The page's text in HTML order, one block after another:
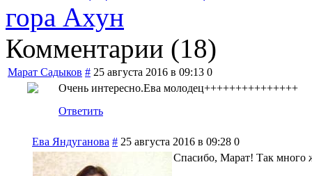
гора Ахун
Комментарии (18)
Марат Садыков # 25 августа 2016 в 09:13 0
Очень интересно.Ева молодец+++++++++++++++
Ответить
Ева Яндуганова # 25 августа 2016 в 09:28 0
Спасибо, Марат! Так много